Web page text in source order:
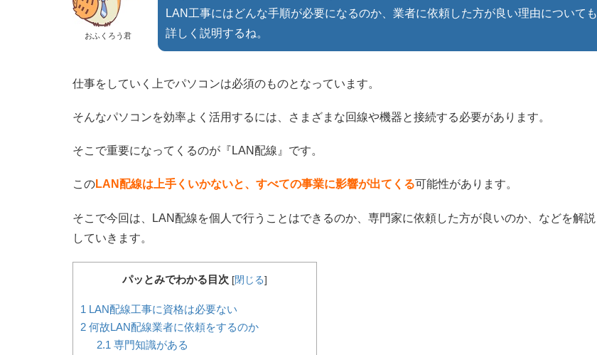
おふくろう君
LAN工事にはどんな手順が必要になるのか、業者に依頼した方が良い理由についても
詳しく説明するね。
仕事をしていく上でパソコンは必須のものとなっています。
そんなパソコンを効率よく活用するには、さまざまな回線や機器と接続する必要があります。
そこで重要になってくるのが『LAN配線』です。
このLAN配線は上手くいかないと、すべての事業に影響が出てくる可能性があります。
そこで今回は、LAN配線を個人で行うことはできるのか、専門家に依頼した方が良いのか、などを解説
していきます。
パッとみでわかる目次 [閉じる]
1 LAN配線工事に資格は必要ない
2 何故LAN配線業者に依頼をするのか
2.1 専門知識がある